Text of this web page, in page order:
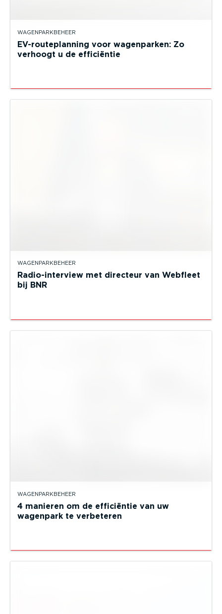
WAGENPARKBEHEER
EV-routeplanning voor wagenparken: Zo
verhoogt u de efficiëntie
WAGENPARKBEHEER
Radio-interview met directeur van Webfleet
bij BNR
WAGENPARKBEHEER
4 manieren om de efficiëntie van uw
wagenpark te verbeteren